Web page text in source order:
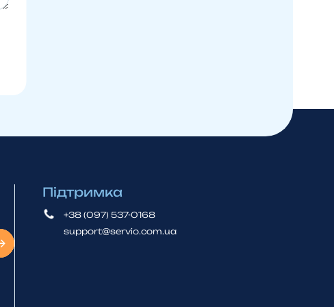
Підтримка
+38 (097) 537-0168
support@servio.com.ua